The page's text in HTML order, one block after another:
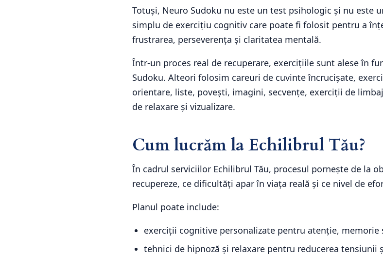
Totuși, Neuro Sudoku nu este un test psihologic și nu este
simplu de exercițiu cognitiv care poate fi folosit pentru a
frustrarea, perseverența și claritatea mentală.
Într-un proces real de recuperare, exercițiile sunt alese în
Sudoku. Alteori folosim careuri de cuvinte încrucișate,
orientare, liste, povești, imagini, secvențe, exerciții de
de relaxare și vizualizare.
Cum lucrăm la Echilibrul Tău?
În cadrul serviciilor Echilibrul Tău, procesul pornește de la
recupereze, ce dificultăți apar în viața reală și ce nivel de
Planul poate include:
exerciții cognitive personalizate pentru atenție, memorie
tehnici de hipnoză și relaxare pentru reducerea